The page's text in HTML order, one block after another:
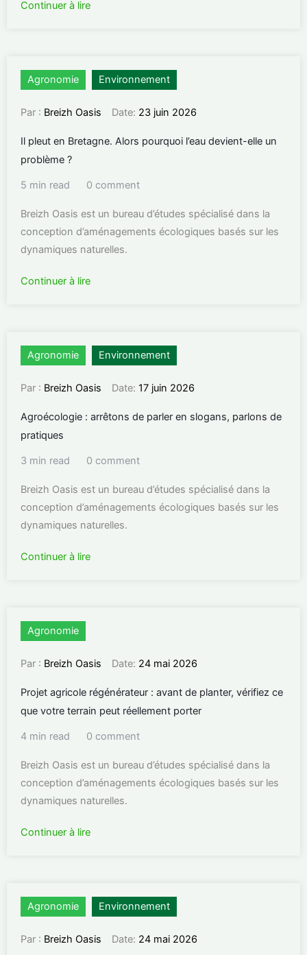
Continuer à lire
Agronomie Environnement
Par : Breizh Oasis Date: 23 juin 2026
Il pleut en Bretagne. Alors pourquoi l’eau devient-elle un
problème ?
5 min read 0 comment
Breizh Oasis est un bureau d’études spécialisé dans la
conception d’aménagements écologiques basés sur les
dynamiques naturelles.
Continuer à lire
Agronomie Environnement
Par : Breizh Oasis Date: 17 juin 2026
Agroécologie : arrêtons de parler en slogans, parlons de
pratiques
3 min read 0 comment
Breizh Oasis est un bureau d’études spécialisé dans la
conception d’aménagements écologiques basés sur les
dynamiques naturelles.
Continuer à lire
Agronomie
Par : Breizh Oasis Date: 24 mai 2026
Projet agricole régénérateur : avant de planter, vérifiez ce
que votre terrain peut réellement porter
4 min read 0 comment
Breizh Oasis est un bureau d’études spécialisé dans la
conception d’aménagements écologiques basés sur les
dynamiques naturelles.
Continuer à lire
Agronomie Environnement
Par : Breizh Oasis Date: 24 mai 2026